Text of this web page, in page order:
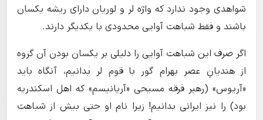
شواهدی وجود ندارد که واژه لر و لوریان دارای ریشه یکسان
باشند و فقط شباهت آوایی محدودی با یکدیگر دارند.
اگر صرف این شباهت آوایی را دلیلی بر یکسان بودن آن گروه
از هندیانِ عصر بهرام گور با قوم لر بدانیم، آنگاه باید
«آریوس» (رهبر فرقه مسیحی «آریانیسم» که اهل اسکندریه
بود) را نیز ایرانی بدانیم! زیرا نام او حتی بیش از شباهت